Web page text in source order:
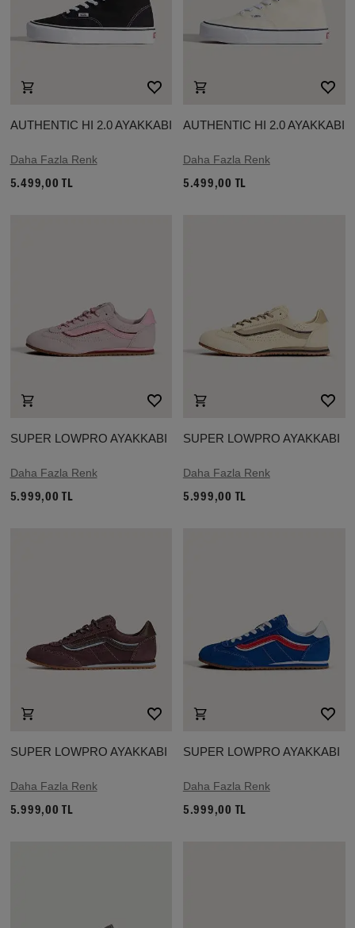
AUTHENTIC HI 2.0 AYAKKABI
Daha Fazla Renk
5.499,00 TL
AUTHENTIC HI 2.0 AYAKKABI
Daha Fazla Renk
5.499,00 TL
SUPER LOWPRO AYAKKABI
Daha Fazla Renk
5.999,00 TL
SUPER LOWPRO AYAKKABI
Daha Fazla Renk
5.999,00 TL
SUPER LOWPRO AYAKKABI
Daha Fazla Renk
5.999,00 TL
SUPER LOWPRO AYAKKABI
Daha Fazla Renk
5.999,00 TL